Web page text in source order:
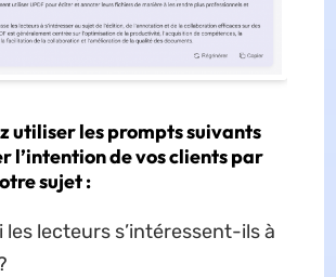
utiliser les prompts suivants
l’intention de vos clients par
sujet :
les lecteurs s’intéressent-ils à